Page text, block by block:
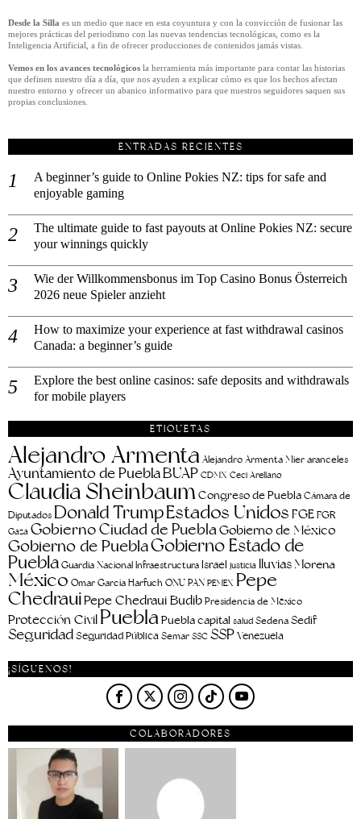
Desde la Silla es un medio que nace en esta coyuntura y con la convicción de fusionar las
mejores prácticas del periodismo con las nuevas tendencias tecnológicas, como es la
Inteligencia Artificial, a fin de ofrecer producciones de contenidos jamás vistas.
Vemos en los avances tecnológicos la herramienta más importante para contar las historias
que definen nuestro día a día, que nos ayuden a explicar cómo es que los hechos afectan
nuestro entorno y ofrecer un abanico informativo para que nuestros seguidores saquen sus
propias conclusiones.
ENTRADAS RECIENTES
A beginner’s guide to Online Pokies NZ: tips for safe and
enjoyable gaming
The ultimate guide to fast payouts at Online Pokies NZ: secure
your winnings quickly
Wie der Willkommensbonus im Top Casino Bonus Österreich
2026 neue Spieler anzieht
How to maximize your experience at fast withdrawal casinos
Canada: a beginner’s guide
Explore the best online casinos: safe deposits and withdrawals
for mobile players
ETIQUETAS
Alejandro Armenta Alejandro Armenta Mier aranceles
Ayuntamiento de PueblaBUAP CDMX Ceci Arellano
Claudia SheinbaumCongreso de Puebla Cámara de
Diputados Donald TrumpEstados Unidos FGEFGR
Gaza Gobierno Ciudad de PueblaGobierno de México
Gobierno de PueblaGobierno Estado de
PueblaGuardia Nacional Infraestructura Israel justicia lluviasMorena
México Omar García Harfuch ONU PAN PEMEX Pepe
ChedrauiPepe Chedraui BudibPresidencia de México
Protección Civil PueblaPuebla capital salud Sedena Sedif
SeguridadSeguridad Pública Semar SSC SSPVenezuela
¡SÍGUENOS!
COLABORADORES